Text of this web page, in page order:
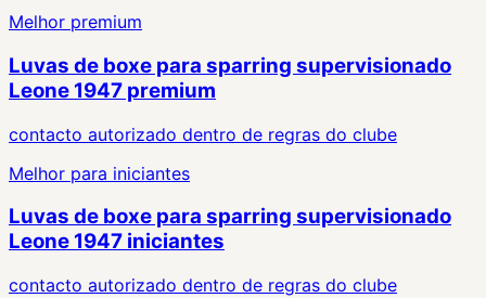
Melhor premium
Luvas de boxe para sparring supervisionado
Leone 1947 premium
contacto autorizado dentro de regras do clube
Melhor para iniciantes
Luvas de boxe para sparring supervisionado
Leone 1947 iniciantes
contacto autorizado dentro de regras do clube